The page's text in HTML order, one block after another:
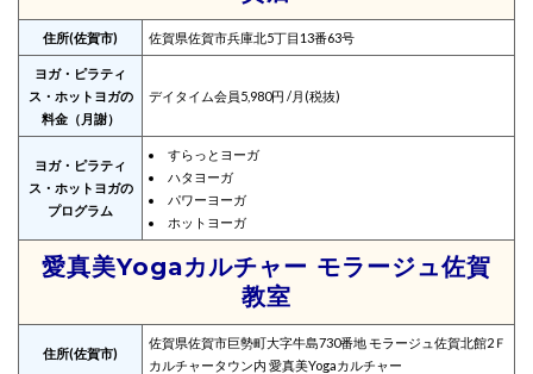
住所(佐賀市) 佐賀県佐賀市兵庫北5丁目13番63号
ヨガ・ピラティ
ス・ホットヨガの
料金（月謝）
デイタイム会員5,980円 /月(税抜)
ヨガ・ピラティ
ス・ホットヨガの
プログラム
すらっとヨーガ
ハタヨーガ
パワーヨーガ
ホットヨーガ
愛真美Yogaカルチャー モラージュ佐賀
教室
住所(佐賀市)
佐賀県佐賀市巨勢町大字牛島730番地 モラージュ佐賀北館2Ｆ
カルチャータウン内 愛真美Yogaカルチャー